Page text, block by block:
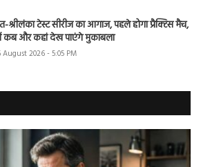
श्रीलंका टेस्ट सीरीज का आगाज, पहले होगा प्रैक्टिस मैच,
कब और कहां देख पाएंगे मुकाबला
August 2026 - 5:05 PM